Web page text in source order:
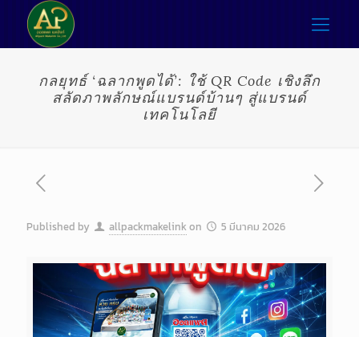
กลยุทธ์ ‘ฉลากพูดได้’: ใช้ QR Code เชิงลึก
สลัดภาพลักษณ์แบรนด์บ้านๆ สู่แบรนด์
เทคโนโลยี
Published by allpackmakelink on 5 มีนาคม 2026